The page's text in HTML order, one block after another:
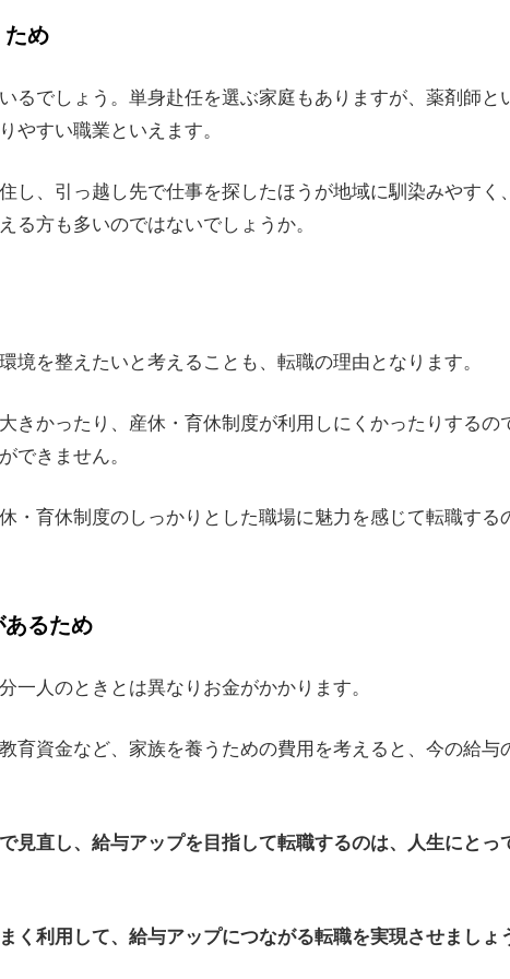
ため
るでしょう。単身赴任を選ぶ家庭もありますが、薬剤師と
やすい職業といえます。
し、引っ越し先で仕事を探したほうが地域に馴染みやすく
る方も多いのではないでしょうか。
境を整えたいと考えることも、転職の理由となります。
きかったり、産休・育休制度が利用しにくかったりするの
できません。
・育休制度のしっかりとした職場に魅力を感じて転職する
るため
一人のときとは異なりお金がかかります。
育資金など、家族を養うための費用を考えると、今の給与
見直し、給与アップを目指して転職するのは、人生にとっ
く利用して、給与アップにつながる転職を実現させましょ